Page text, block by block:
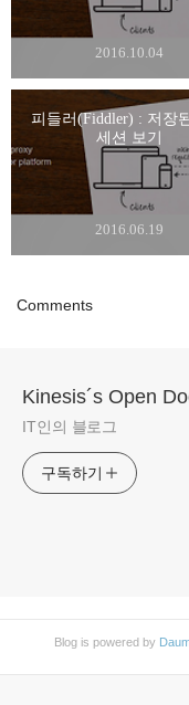
2016.10.04
피들러(Fiddler) : 저장
세션 보기
2016.06.19
Comments
Kinesis´s Open
IT인의 블로그
구독하기
Blog is powered by